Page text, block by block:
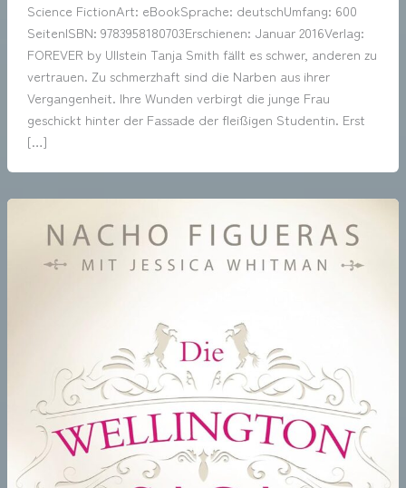
Science FictionArt: eBookSprache: deutschUmfang: 600
SeitenISBN: 9783958180703Erschienen: Januar 2016Verlag:
FOREVER by Ullstein Tanja Smith fällt es schwer, anderen zu
vertrauen. Zu schmerzhaft sind die Narben aus ihrer
Vergangenheit. Ihre Wunden verbirgt die junge Frau
geschickt hinter der Fassade der fleißigen Studentin. Erst
[…]